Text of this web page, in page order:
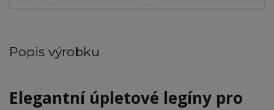
Popis výrobku
Elegantní úpletové legíny pro